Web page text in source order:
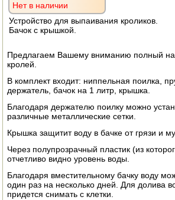
ДРОВОКОЛЫ
НАСТОЛЬНЫЕ ПЛИТЫ
ЭЛЕКТРО И БЕНЗО
ОПРЫСКИВАТЕЛИ
ЭЛЕКТРО ШАШЛЫЧНИЦЫ
СОКОВЫЖИМАЛКИ
СУШИЛКИ ПРОДУКТОВ
Нет в наличии
Устройство для выпаивания кроликов.
Бачок с крышкой.
Предлагаем Вашему вниманию полный
кролей.
В комплект входит: ниппельная поилка,
держатель, бачок на 1 литр, крышка.
Благодаря держателю поилку можно
различные металлические сетки.
Крышка защитит воду в бачке от грязи и
Через полупрозрачный пластик (из
отчетливо видно уровень воды.
Благодаря вместительному бачку воду
один раз на несколько дней. Для долива
придется снимать с клетки.